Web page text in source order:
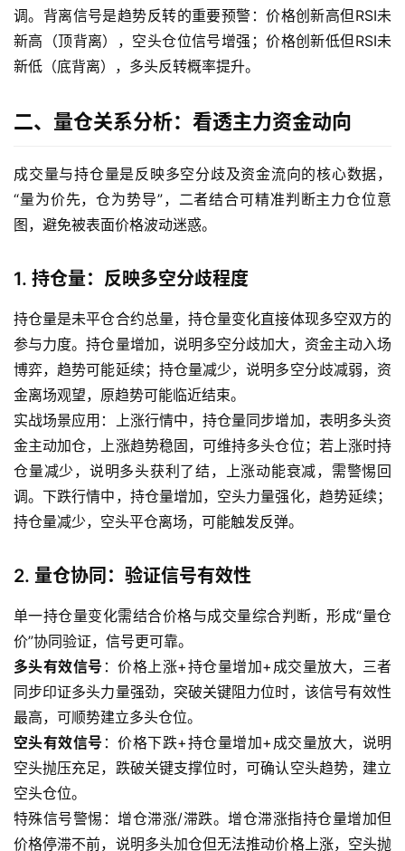
原
油
调。背离信号是趋势反转的重要预警：价格创新高但RSI未
新高（顶背离），空头仓位信号增强；价格创新低但RSI未
新低（底背离），多头反转概率提升。
二、量仓关系分析：看透主力资金动向
成交量与持仓量是反映多空分歧及资金流向的核心数据，
“量为价先，仓为势导”，二者结合可精准判断主力仓位意
图，避免被表面价格波动迷惑。
1. 持仓量：反映多空分歧程度
持仓量是未平仓合约总量，持仓量变化直接体现多空双方的
参与力度。持仓量增加，说明多空分歧加大，资金主动入场
博弈，趋势可能延续；持仓量减少，说明多空分歧减弱，资
金离场观望，原趋势可能临近结束。
实战场景应用：上涨行情中，持仓量同步增加，表明多头资
金主动加仓，上涨趋势稳固，可维持多头仓位；若上涨时持
仓量减少，说明多头获利了结，上涨动能衰减，需警惕回
调。下跌行情中，持仓量增加，空头力量强化，趋势延续；
持仓量减少，空头平仓离场，可能触发反弹。
2. 量仓协同：验证信号有效性
单一持仓量变化需结合价格与成交量综合判断，形成“量仓
价”协同验证，信号更可靠。
多头有效信号 ：价格上涨+持仓量增加+成交量放大，三者
同步印证多头力量强劲，突破关键阻力位时，该信号有效性
最高，可顺势建立多头仓位。
空头有效信号 ：价格下跌+持仓量增加+成交量放大，说明
空头抛压充足，跌破关键支撑位时，可确认空头趋势，建立
空头仓位。
特殊信号警惕：增仓滞涨/滞跌。增仓滞涨指持仓量增加但
价格停滞不前，说明多头加仓但无法推动价格上涨，空头抛